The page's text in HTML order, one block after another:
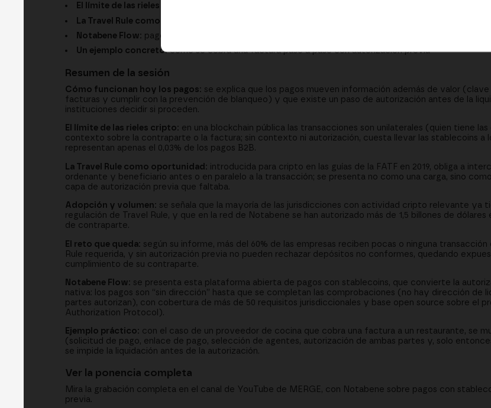
El límite de las rieles cripto:
La Travel Rule como catalizador:
Notabene Flow: pagos sin dirección hasta la autorización, cobertura global y base open source
Un ejemplo concreto:cómo se cobra una factura paso a paso con autorización previa
Resumen de la sesión
Cómo funcionan hoy los pagos: se explica que los pagos mueven información además de valor
facturas y cumplir con la prevención de blanqueo) y que existe un paso de autorización antes de la
instituciones decidir si proceden.
El límite de las rieles cripto: en una blockchain pública las transacciones son unilaterales (quien tiene
contexto sobre la contraparte o la factura; sin contexto ni autorización, cuesta llevar las stablecoins a
representan apenas el 0,03% de los pagos B2B.
La Travel Rule como oportunidad: introducida para cripto en las guías de la FATF en 2019, obliga a
ordenante y beneficiario antes o en paralelo a la transacción; se presenta no como una carga, sino
capa de autorización previa que faltaba.
Adopción y volumen: se señala que la mayoría de las jurisdicciones con actividad cripto relevante ya
regulación de Travel Rule, y que en la red de Notabene se han autorizado más de 1,5 billones de
de contraparte.
El reto que queda: según su informe, más del 60% de las empresas reciben pocas o ninguna
Rule requerida, y sin autorización previa no pueden rechazar depósitos no conformes, quedando
cumplimiento de su contraparte.
Notabene Flow: se presenta esta plataforma abierta de pagos con stablecoins, que convierte la
nativa: los pagos son “sin dirección” hasta que se completan las comprobaciones (no hay dirección de
partes autorizan), con cobertura de más de 50 requisitos jurisdiccionales y base open source sobre el
Authorization Protocol).
Ejemplo práctico: con el caso de un proveedor de cocina que cobra una factura a un restaurante, se
(solicitud de pago, enlace de pago, selección de agentes, autorización de ambas partes y, solo
se impide la liquidación antes de la autorización.
Ver la ponencia completa
Mira la grabación completa en el canal de YouTube de MERGE, con Notabene sobre pagos con
previa.